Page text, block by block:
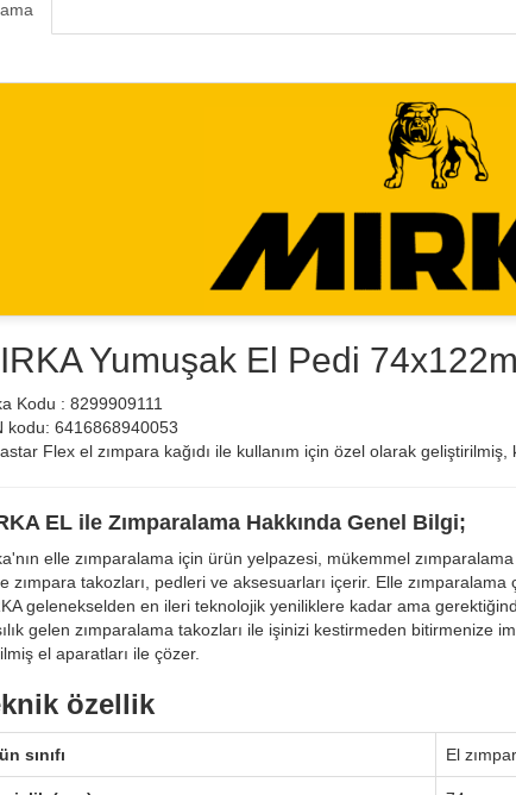
Yumuşak El Pedi
Kodu : 8299909111
kodu: 6416868940053
Flex el zımpara kağıdı ile kullanım için özel olarak
EL ile Zımparalama Hakkında Genel Bilgi;
elle zımparalama için ürün yelpazesi, mükemmel
zımpara takozları, pedleri ve aksesuarları içerir. Elle
gelenekselden en ileri teknolojik yeniliklere kadar ama
gelen zımparalama takozları ile işinizi kestirmeden bitirmenize
el aparatları ile çözer.
özellik
sınıfı El